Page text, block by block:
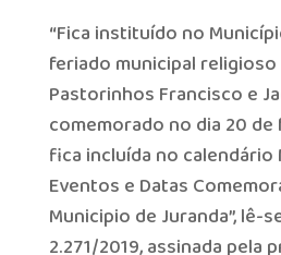
“Fica instituído no
feriado municipal religioso
Pastorinhos Francisco e
comemorado no dia 20
fica incluída no calendário
Eventos e Datas
Municipio de Juranda”, lê-
2.271/2019, assinada pela